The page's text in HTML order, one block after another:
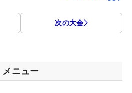
次の大会
ニュー